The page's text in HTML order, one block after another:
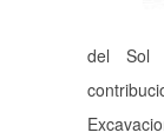
del Sol